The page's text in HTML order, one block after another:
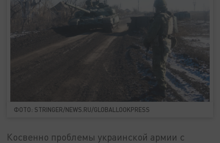
ФОТО: STRINGER/NEWS.RU/GLOBALLOOKPRESS
Косвенно проблемы украинской армии с